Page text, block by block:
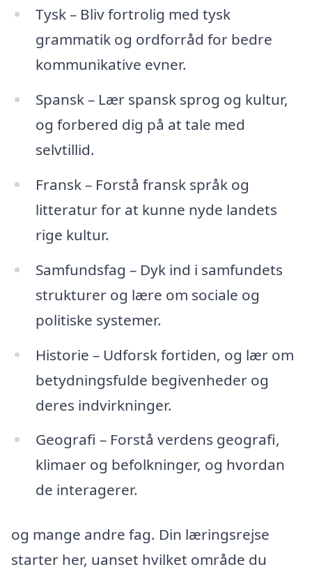
Tysk – Bliv fortrolig med tysk
grammatik og ordforråd for bedre
kommunikative evner.
Spansk – Lær spansk sprog og kultur,
og forbered dig på at tale med
selvtillid.
Fransk – Forstå fransk språk og
litteratur for at kunne nyde landets
rige kultur.
Samfundsfag – Dyk ind i samfundets
strukturer og lære om sociale og
politiske systemer.
Historie – Udforsk fortiden, og lær om
betydningsfulde begivenheder og
deres indvirkninger.
Geografi – Forstå verdens geografi,
klimaer og befolkninger, og hvordan
de interagerer.
og mange andre fag. Din læringsrejse
starter her, uanset hvilket område du